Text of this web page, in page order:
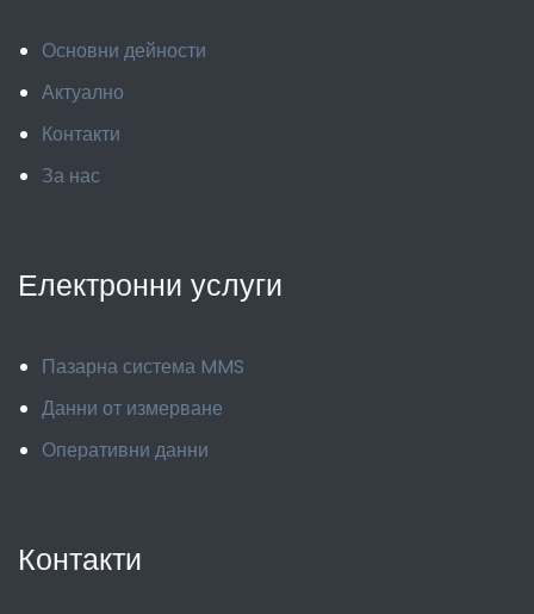
Основни дейности
Актуално
Контакти
За нас
Електронни услуги
Пазарна система MMS
Данни от измерване
Оперативни данни
Контакти